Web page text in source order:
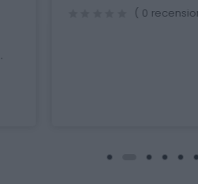
( 0 recensioni )